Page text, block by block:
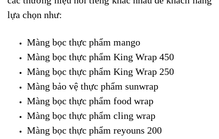
lựa chọn như:
Màng bọc thực phẩm mango
Màng bọc thực phẩm King Wrap 450
Màng bọc thực phẩm King Wrap 250
Màng bảo vệ thực phẩm sunwrap
Màng bọc thực phẩm food wrap
Màng bọc thực phẩm cling wrap
Màng bọc thực phẩm reyouns 200